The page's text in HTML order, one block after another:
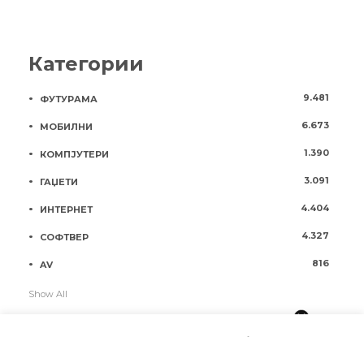
Категории
ФУТУРАМА 9.481
МОБИЛНИ 6.673
КОМПЈУТЕРИ 1.390
ГАЏЕТИ 3.091
ИНТЕРНЕТ 4.404
СОФТВЕР 4.327
AV 816
Show All